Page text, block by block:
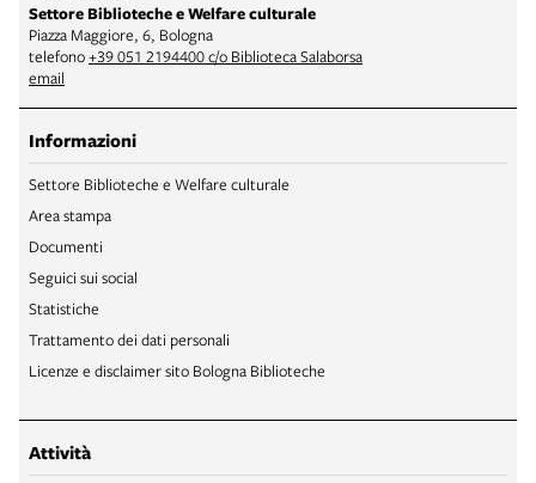
Settore Biblioteche e Welfare culturale
Piazza Maggiore, 6, Bologna
telefono+39 051 2194400 c/o Biblioteca Salaborsa
email
Informazioni
Settore Biblioteche e Welfare culturale
Area stampa
Documenti
Seguici sui social
Statistiche
Trattamento dei dati personali
Licenze e disclaimer sito Bologna Biblioteche
Attività